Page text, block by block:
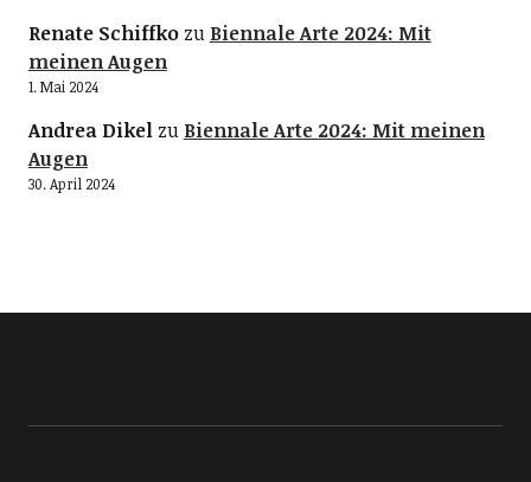
Renate Schiffkozu Biennale Arte 2024: Mit
meinen Augen
1. Mai 2024
Andrea Dikelzu Biennale Arte 2024: Mit meinen
Augen
30. April 2024